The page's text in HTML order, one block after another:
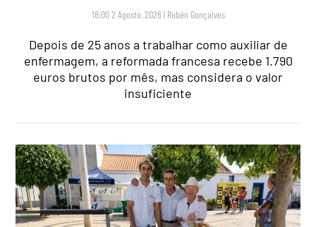
18:00 2 Agosto, 2026 | Rubén Gonçalves
Depois de 25 anos a trabalhar como auxiliar de
enfermagem, a reformada francesa recebe 1.790
euros brutos por mês, mas considera o valor
insuficiente